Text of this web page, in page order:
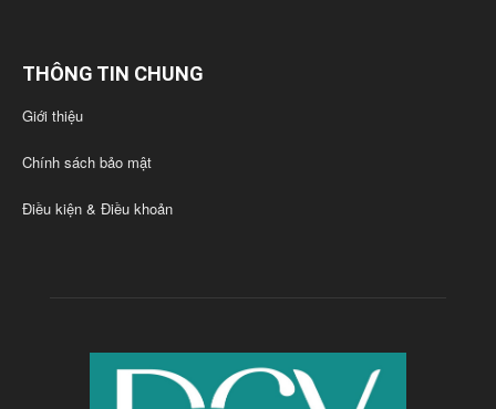
THÔNG TIN CHUNG
Giới thiệu
Chính sách bảo mật
Điều kiện & Điều khoản